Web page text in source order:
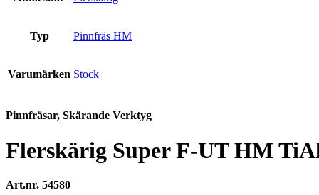
Typ Pinnfräs HM
Varumärken Stock
Pinnfräsar, Skärande Verktyg
Flerskärig Super F-UT HM
Art.nr. 54580